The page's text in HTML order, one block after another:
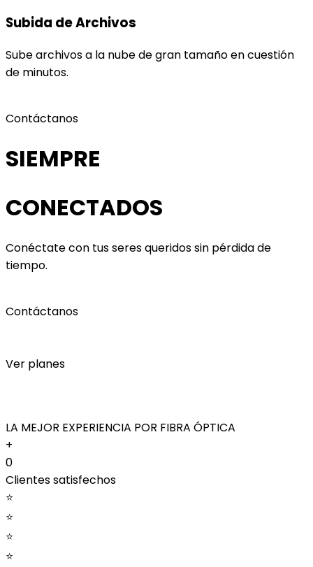
Subida de Archivos
Sube archivos a la nube de gran tamaño en cuestión
de minutos.
Contáctanos
SIEMPRE
CONECTADOS
Conéctate con tus seres queridos sin pérdida de
tiempo.
Contáctanos
Ver planes
LA MEJOR EXPERIENCIA POR FIBRA ÓPTICA
+
0
Clientes satisfechos
⭐
⭐
⭐
⭐